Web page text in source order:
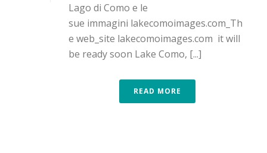
Lago di Como e le
sue immagini lakecomoimages.com_Th
e web_site lakecomoimages.com it will
be ready soon Lake Como, [...]
READ MORE